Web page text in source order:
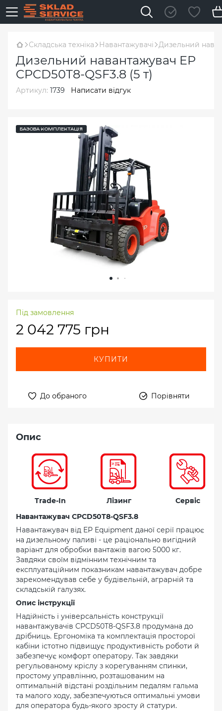
Складська техніка Навантажувачі Дизельний
Дизельний навантажувач EP
CPCD50T8-QSF3.8 (5 т)
Артикул: 1739 Написати відгук
БАЗОВА КОМПЛЕКТАЦІЯ
Під замовлення
2 042 775 грн
КУПИТИ
До обраного Порівняти
Опис
Trade-In Лізинг
Сервіс
Навантажувач CPCD50T8-QSF3.8
Навантажувач від EP Equipment даної серії працює
на дизельному паливі - це раціонально вигідний
варіант для обробки вантажів вагою 5000 кг.
Завдяки своїм відмінним технічним та
експлуатаційним показникам навантажувач добре
зарекомендував себе у будівельній, аграрній та
складській галузях.
Опис інструкції
Надійність і універсальність конструкції
навантажувачів CPCD50T8-QSF3.8 продумана до
дрібниць. Ергономіка та комплектація просторої
кабіни істотно підвищує продуктивність роботи й
забезпечує комфорт оператору. Так завдяки
регульованому кріслу з корегуванням спинки,
простому управлінню, розташованим на
оптимальній відстані роздільним педалям гальма
та малого ходу, забезпечуються оптимальні умови
для оператора будь-якого зросту й статури.